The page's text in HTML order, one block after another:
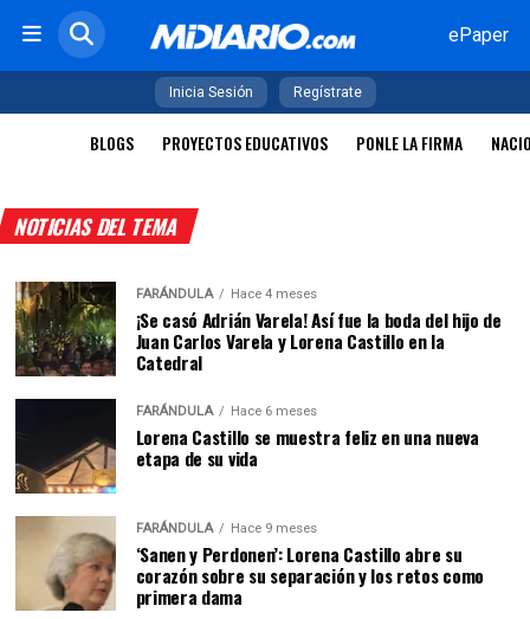
ePaper
Inicia Sesión Regístrate
BLOGS PROYECTOS EDUCATIVOS PONLE LA FIRMA
NOTICIAS DEL TEMA
FARÁNDULA Hace 4 meses
¡Se casó Adrián Varela! Así fue la boda del hijo de
Juan Carlos Varela y Lorena Castillo en la
Catedral
FARÁNDULA Hace 6 meses
Lorena Castillo se muestra feliz en una nueva
etapa de su vida
FARÁNDULA Hace 9 meses
‘Sanen y Perdonen’: Lorena Castillo abre su
corazón sobre su separación y los retos como
primera dama